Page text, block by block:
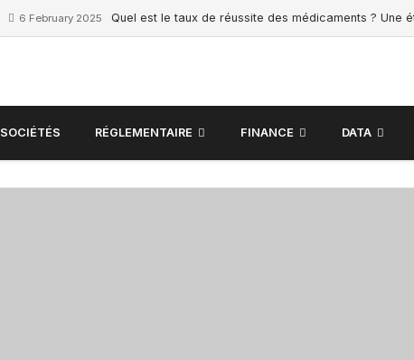
6 February 2025 Quel est le taux de réussite des médicaments ? Une
SOCIÉTÉS RÉGLEMENTAIRE FINANCE DATA